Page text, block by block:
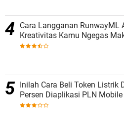
Cara Langganan RunwayML
Kreativitas Kamu Ngegas
Inilah Cara Beli Token Listrik
Persen Diaplikasi PLN Mobile